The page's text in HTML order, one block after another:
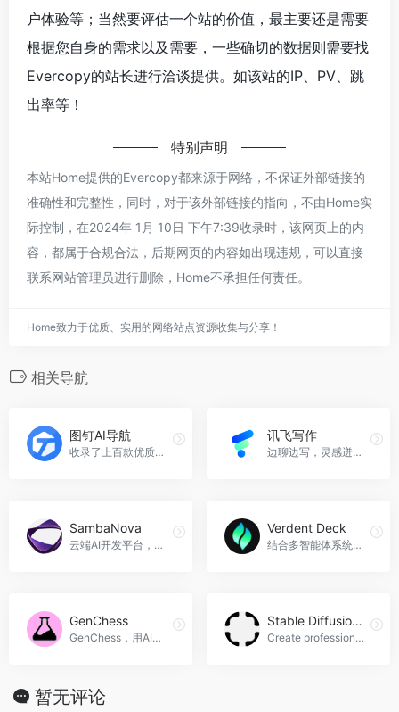
户体验等；当然要评估一个站的价值，最主要还是需要
根据您自身的需求以及需要，一些确切的数据则需要找
Evercopy的站长进行洽谈提供。如该站的IP、PV、跳
出率等！
特别声明
本站Home提供的Evercopy都来源于网络，不保证外部链接的
准确性和完整性，同时，对于该外部链接的指向，不由Home实
际控制，在2024年 1月 10日 下午7:39收录时，该网页上的内
容，都属于合规合法，后期网页的内容如出现违规，可以直接
联系网站管理员进行删除，Home不承担任何责任。
Home致力于优质、实用的网络站点资源收集与分享！
相关导航
图钉AI导航
收录了上百款优质AI工具，AI使用教程，最新AI资讯~，图钉AI导航官网入口网址
讯飞写作
边聊边写，灵感迸发，讯飞写作官网入口网址
SambaNova
云端AI开发平台，助力高效创新。
Verdent Deck
结合多智能体系统、AI代码审查与编排的智能编码套件
GenChess
GenChess，用AI创造你的棋局艺术。
Stable Diffusion Reimagine
Create professional visuals without a photo studio，Stable Diffusion Reimagine官网入口网址
暂无评论